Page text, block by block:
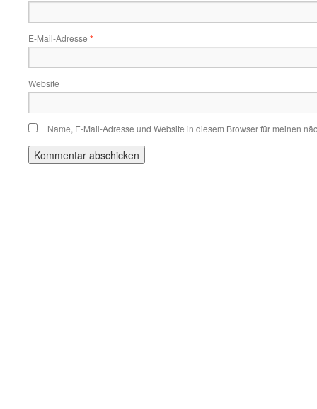
E-Mail-Adresse *
Website
Name, E-Mail-Adresse und Website in diesem Browser für meinen